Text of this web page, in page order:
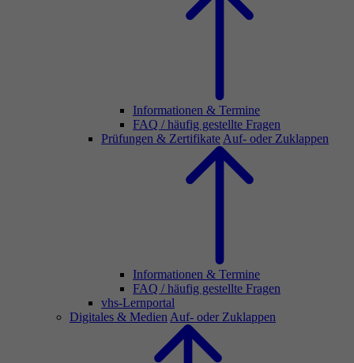
Informationen & Termine
FAQ / häufig gestellte Fragen
Prüfungen & Zertifikate Auf- oder Zuklappen
Informationen & Termine
FAQ / häufig gestellte Fragen
vhs-Lernportal
Digitales & Medien Auf- oder Zuklappen